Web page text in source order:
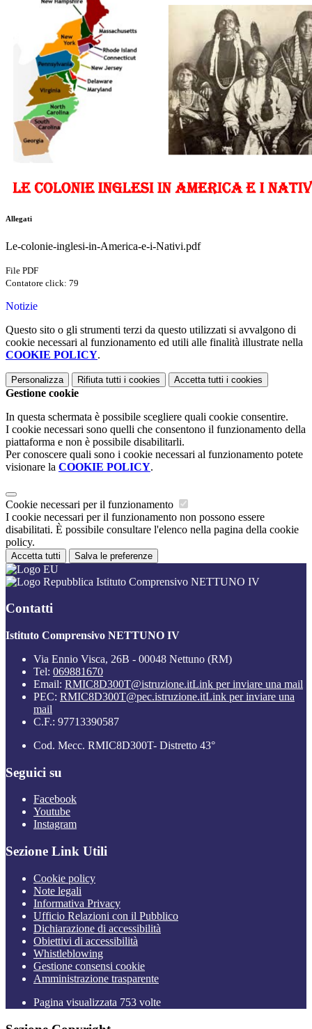
Allegati
Le-colonie-inglesi-in-America-e-i-Nativi.pdf
File PDF
Contatore click: 79
Notizie
Questo sito o gli strumenti terzi da questo utilizzati si avvalgono di
cookie necessari al funzionamento ed utili alle finalità illustrate nella
COOKIE POLICY.
Personalizza Rifiuta tutti i cookies Accetta tutti i cookies
Gestione cookie
In questa schermata è possibile scegliere quali cookie consentire.
I cookie necessari sono quelli che consentono il funzionamento della
piattaforma e non è possibile disabilitarli.
Per conoscere quali sono i cookie necessari al funzionamento potete
visionare la COOKIE POLICY.
Cookie necessari per il funzionamento
I cookie necessari per il funzionamento non possono essere
disabilitati. È possibile consultare l'elenco nella pagina della cookie
policy.
Accetta tutti Salva le preferenze
Istituto Comprensivo NETTUNO IV
Contatti
Istituto Comprensivo NETTUNO IV
Via Ennio Visca, 26B - 00048 Nettuno (RM)
Tel: 069881670
Email: RMIC8D300T@istruzione.itLink per inviare una mail
PEC: RMIC8D300T@pec.istruzione.itLink per inviare una
mail
C.F.: 97713390587
Cod. Mecc. RMIC8D300T- Distretto 43°
Seguici su
Facebook
Youtube
Instagram
Sezione Link Utili
Cookie policy
Note legali
Informativa Privacy
Ufficio Relazioni con il Pubblico
Dichiarazione di accessibilità
Obiettivi di accessibilità
Whistleblowing
Gestione consensi cookie
Amministrazione trasparente
Pagina visualizzata 753 volte